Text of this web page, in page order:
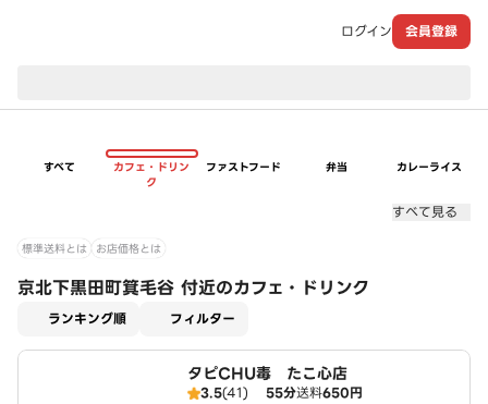
ログイン 会員登録
すべて
カフェ・ドリン
ク
ファストフード 弁当 カレーライス
すべて見る
標準送料とは お店価格とは
京北下黒田町箕毛谷 付近のカフェ・ドリンク
ランキング順 フィルター
タピCHU毒 たこ心店
3.5(41) 55分送料650円